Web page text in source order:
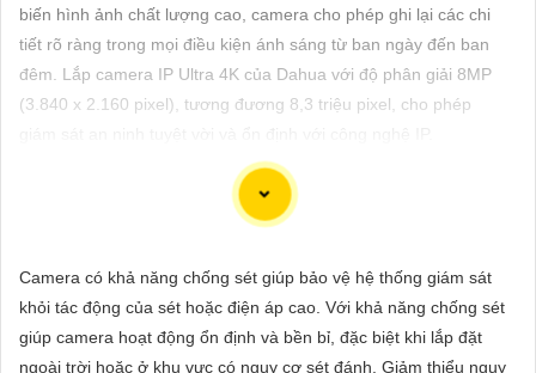
ĐẶT
biến hình ảnh chất lượng cao, camera cho phép ghi lại các chi
tiết rõ ràng trong mọi điều kiện ánh sáng từ ban ngày đến ban
đêm. Lắp camera IP Ultra 4K của Dahua với độ phân giải 8MP
(3.840 x 2.160 pixel), tương đương 8,3 triệu pixel, cho phép
chính hãng giá rẻ và hình ảnh sắc nét, bạn có thể sử dụng câu
Camera có khả năng chống sét giúp bảo vệ hệ thống giám sát
khỏi tác động của sét hoặc điện áp cao. Với khả năng chống sét
giúp camera hoạt động ổn định và bền bỉ, đặc biệt khi lắp đặt
ngoài trời hoặc ở khu vực có nguy cơ sét đánh. Giảm thiểu nguy